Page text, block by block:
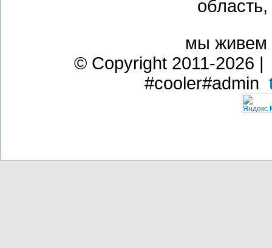
мы
© Copyright 2011-2026
#cooler#admin